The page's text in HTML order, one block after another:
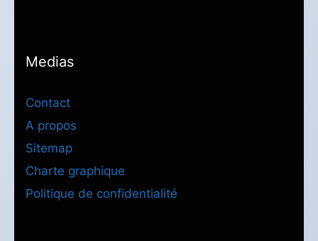
Medias
Contact
A propos
Sitemap
Charte graphique
Politique de confidentialité